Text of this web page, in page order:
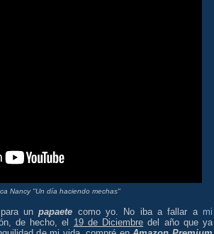
Nancy "Un día haciendo mechas"
para unpapaete como yo. No iba a fallar a mi
de hecho, el 19 de Diciembre del año que ya